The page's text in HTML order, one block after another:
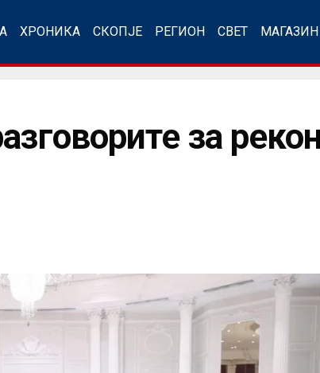
ХРОНИКА СКОПЈЕ РЕГИОН СВЕТ МАГАЗИН
за